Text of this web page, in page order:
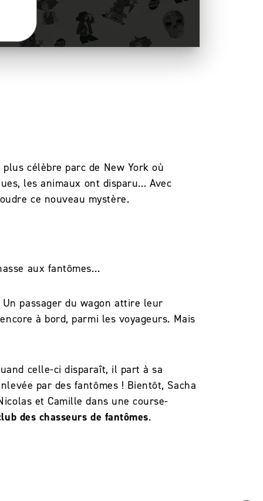
célèbre parc de New York où
les animaux ont disparu… Avec
ce nouveau mystère.
aux fantômes…
passager du wagon attire leur
à bord, parmi les voyageurs. Mais
celle-ci disparaît, il part à sa
par des fantômes ! Bientôt, Sacha
et Camille dans une course-
des chasseurs de fantômes.